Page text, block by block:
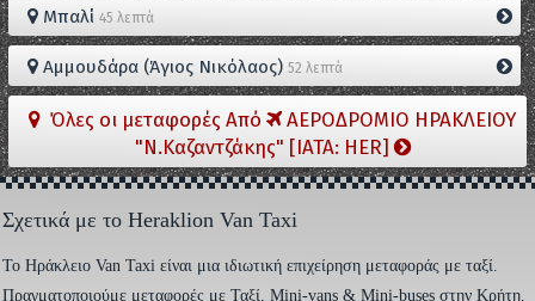
Μπαλί 45 λεπτά
Αμμουδάρα (Άγιος Νικόλαος) 52 λεπτά
Όλες οι μεταφορές Από
ΑΕΡΟΔΡΟΜΙΟ ΗΡΑΚΛΕΙΟΥ
"Ν.Καζαντζάκης" [IATA: HER]
Σχετικά με το Heraklion Van Taxi
To Ηράκλειο Van Taxi είναι μια ιδιωτική επιχείρηση μεταφοράς με ταξί.
Πραγματοποιούμε μεταφορές με Ταξί, Mini-vans & Mini-buses στην Κρήτη.